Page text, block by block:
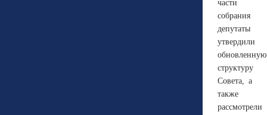
части
собрания
депутаты
утвердили
обновленную
структуру
Совета, а
также
рассмотрели